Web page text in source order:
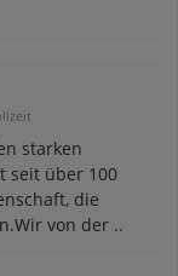
starken
seit über 100
die
von der ..